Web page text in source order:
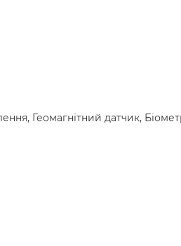
Геомагнітний датчик,